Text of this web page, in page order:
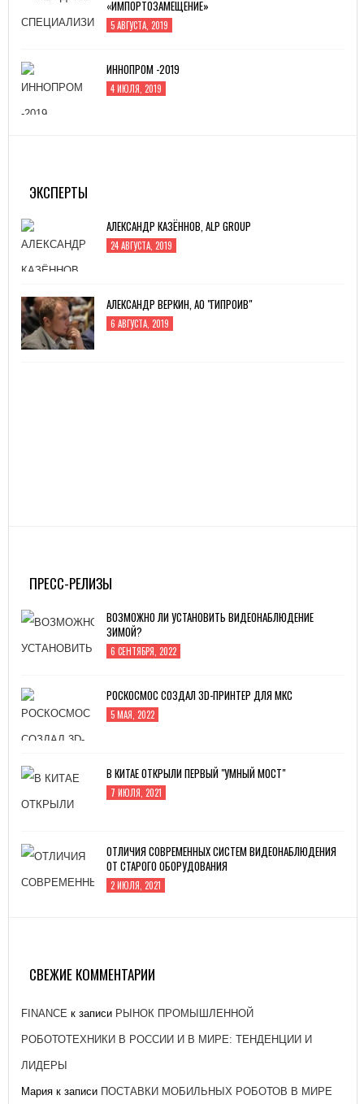
4 ИЮЛЯ, 2019
MITEX-2022: МЕЖДУНАРОДНАЯ ВЫСТАВКА
ИНСТРУМЕНТА
ЭКСПЕРТЫ
АЛЕКСАНДР КАЗЁННОВ, ALP GROUP
24 АВГУСТА, 2019
АЛЕКСАНДР ВЕРКИН, АО "ГИПРОИВ"
6 АВГУСТА, 2019
ПРЕСС-РЕЛИЗЫ
ВОЗМОЖНО ЛИ УСТАНОВИТЬ ВИДЕОНАБЛЮДЕНИЕ
ЗИМОЙ?
6 СЕНТЯБРЯ, 2022
РОСКОСМОС СОЗДАЛ 3D-ПРИНТЕР ДЛЯ МКС
5 МАЯ, 2022
В КИТАЕ ОТКРЫЛИ ПЕРВЫЙ "УМНЫЙ МОСТ"
7 ИЮЛЯ, 2021
ОТЛИЧИЯ СОВРЕМЕННЫХ СИСТЕМ ВИДЕОНАБЛЮДЕНИЯ
ОТ СТАРОГО ОБОРУДОВАНИЯ
2 ИЮЛЯ, 2021
26 ЯНВАРЯ, 2021
СВЕЖИЕ КОММЕНТАРИИ
FINANCE к записи РЫНОК ПРОМЫШЛЕННОЙ
РОБОТОТЕХНИКИ В РОССИИ И В МИРЕ: ТЕНДЕНЦИИ И
ЛИДЕРЫ
Мария к записи ПОСТАВКИ МОБИЛЬНЫХ РОБОТОВ В МИРЕ